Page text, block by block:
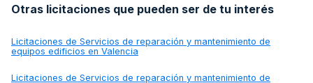
Otras licitaciones que pueden ser de tu interés
Licitaciones de Servicios de reparación y mantenimiento de
equipos edificios en Valencia
Licitaciones de Servicios de reparación y mantenimiento de